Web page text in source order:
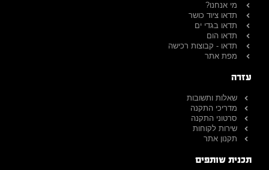
מי אנחנו?
תדאו ציוד כושר
תדאו בגדי ים
תדאו הום
תדאו - קבוצות רכישה
מפת אתר
עזרה
שאלות ותשובות
מדריכי התקנה
סרטוני התקנה
שירות לקוחות
תקנון אתר
תכנית שותפים